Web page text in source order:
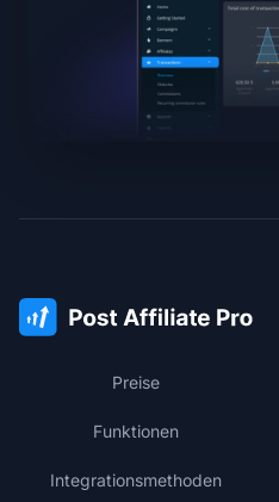
Preise
Funktionen
Integrationsmethoden